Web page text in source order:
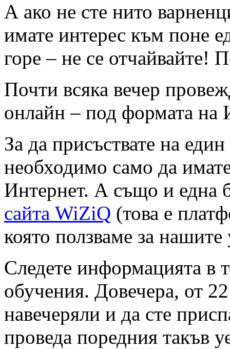
А ако не сте нито
имате интерес към поне
горе – не се отчайвайте!
Почти всяка вечер
онлайн – под формата на
За да присъствате на
необходимо само да
Интернет. А също и една
сайта WiZiQ (това е
която ползваме за
Следете информацията в
обучения. Довечера, от
навечеряли и да сте
проведа поредния такъв